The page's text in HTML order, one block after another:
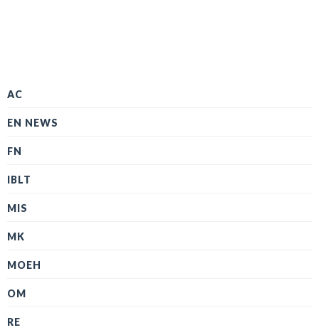
AC
EN NEWS
FN
IBLT
MIS
MK
MOEH
OM
RE